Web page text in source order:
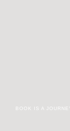
BOOK IS A